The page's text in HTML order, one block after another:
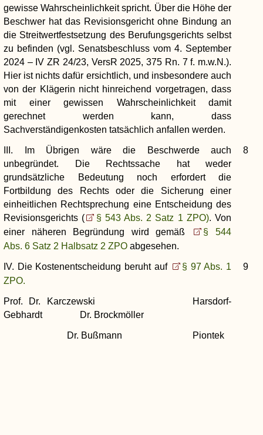
gewisse Wahrscheinlichkeit spricht. Über die Höhe der
Beschwer hat das Revisionsgericht ohne Bindung an
die Streitwertfestsetzung des Berufungsgerichts selbst
zu befinden (vgl. Senatsbeschluss vom 4. September
2024 – IV ZR 24/23, VersR 2025, 375 Rn. 7 f. m.w.N.).
Hier ist nichts dafür ersichtlich, und insbesondere auch
von der Klägerin nicht hinreichend vorgetragen, dass
mit einer gewissen Wahrscheinlichkeit damit
gerechnet werden kann, dass
Sachverständigenkosten tatsächlich anfallen werden.
8
III. Im Übrigen wäre die Beschwerde auch
unbegründet. Die Rechtssache hat weder
grundsätzliche Bedeutung noch erfordert die
Fortbildung des Rechts oder die Sicherung einer
einheitlichen Rechtsprechung eine Entscheidung des
Revisionsgerichts (
§ 543 Abs. 2 Satz 1 ZPO). Von
einer näheren Begründung wird gemäß
§ 544
Abs. 6 Satz 2 Halbsatz 2 ZPO abgesehen.
9
IV. Die Kostenentscheidung beruht auf
§ 97 Abs. 1
ZPO.
Prof. Dr. Karczewski Harsdorf-
Gebhardt Dr. Brockmöller
Dr. Bußmann Piontek